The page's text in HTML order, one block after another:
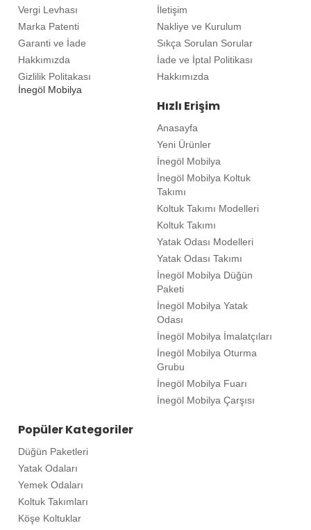
Vergi Levhası
Marka Patenti
Garanti ve İade
Hakkımızda
Gizlilik Politakası
İnegöl Mobilya
İletişim
Nakliye ve Kurulum
Sıkça Sorulan Sorular
İade ve İptal Politikası
Hakkımızda
Hızlı Erişim
Anasayfa
Yeni Ürünler
İnegöl Mobilya
İnegöl Mobilya Koltuk
Takımı
Koltuk Takımı Modelleri
Koltuk Takımı
Yatak Odası Modelleri
Yatak Odası Takımı
İnegöl Mobilya Düğün
Paketi
İnegöl Mobilya Yatak
Odası
İnegöl Mobilya İmalatçıları
İnegöl Mobilya Oturma
Grubu
İnegöl Mobilya Fuarı
İnegöl Mobilya Çarşısı
Popüler Kategoriler
Düğün Paketleri
Yatak Odaları
Yemek Odaları
Koltuk Takımları
Köşe Koltuklar